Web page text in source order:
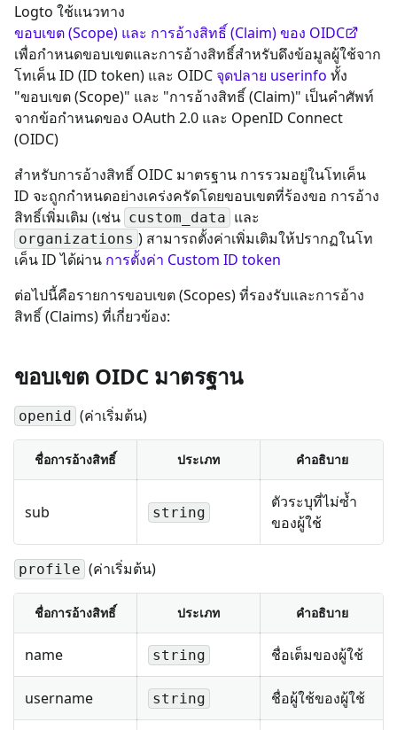
Logto ใช้แนวทาง
ขอบเขต (Scope) และ การอ้างสิทธิ์ (Claim) ของ OIDC
เพื่อกำหนดขอบเขตและการอ้างสิทธิ์สำหรับดึงข้อมูลผู้ใช้จาก
โทเค็น ID (ID token) และ OIDC จุดปลาย userinfo ทั้ง
"ขอบเขต (Scope)" และ "การอ้างสิทธิ์ (Claim)" เป็นคำศัพท์
จากข้อกำหนดของ OAuth 2.0 และ OpenID Connect
(OIDC)
สำหรับการอ้างสิทธิ์ OIDC มาตรฐาน การรวมอยู่ในโทเค็น
ID จะถูกกำหนดอย่างเคร่งครัดโดยขอบเขตที่ร้องขอ การอ้าง
สิทธิ์เพิ่มเติม (เช่น custom_data และ
organizations ) สามารถตั้งค่าเพิ่มเติมให้ปรากฏในโท
เค็น ID ได้ผ่าน การตั้งค่า Custom ID token
ต่อไปนี้คือรายการขอบเขต (Scopes) ที่รองรับและการอ้าง
สิทธิ์ (Claims) ที่เกี่ยวข้อง:
ขอบเขต OIDC มาตรฐาน
openid (ค่าเริ่มต้น)
ชื่อการอ้างสิทธิ์ ประเภท คำอธิบาย
sub string
ตัวระบุที่ไม่ซ้ำ
ของผู้ใช้
profile (ค่าเริ่มต้น)
ชื่อการอ้างสิทธิ์ ประเภท คำอธิบาย
name string ชื่อเต็มของผู้ใช้
username string ชื่อผู้ใช้ของผู้ใช้